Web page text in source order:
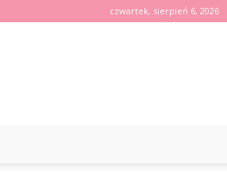
czwartek, sierpień 6, 2026